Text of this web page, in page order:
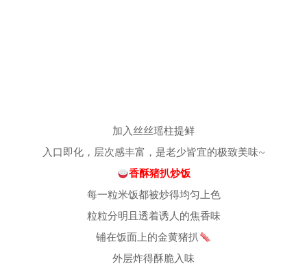
加入丝丝瑶柱提鲜
入口即化，层次感丰富，是老少皆宜的极致美味~
香酥猪扒炒饭
每一粒米饭都被炒得均匀上色
粒粒分明且透着诱人的焦香味
铺在饭面上的金黄猪扒
外层炸得酥脆入味